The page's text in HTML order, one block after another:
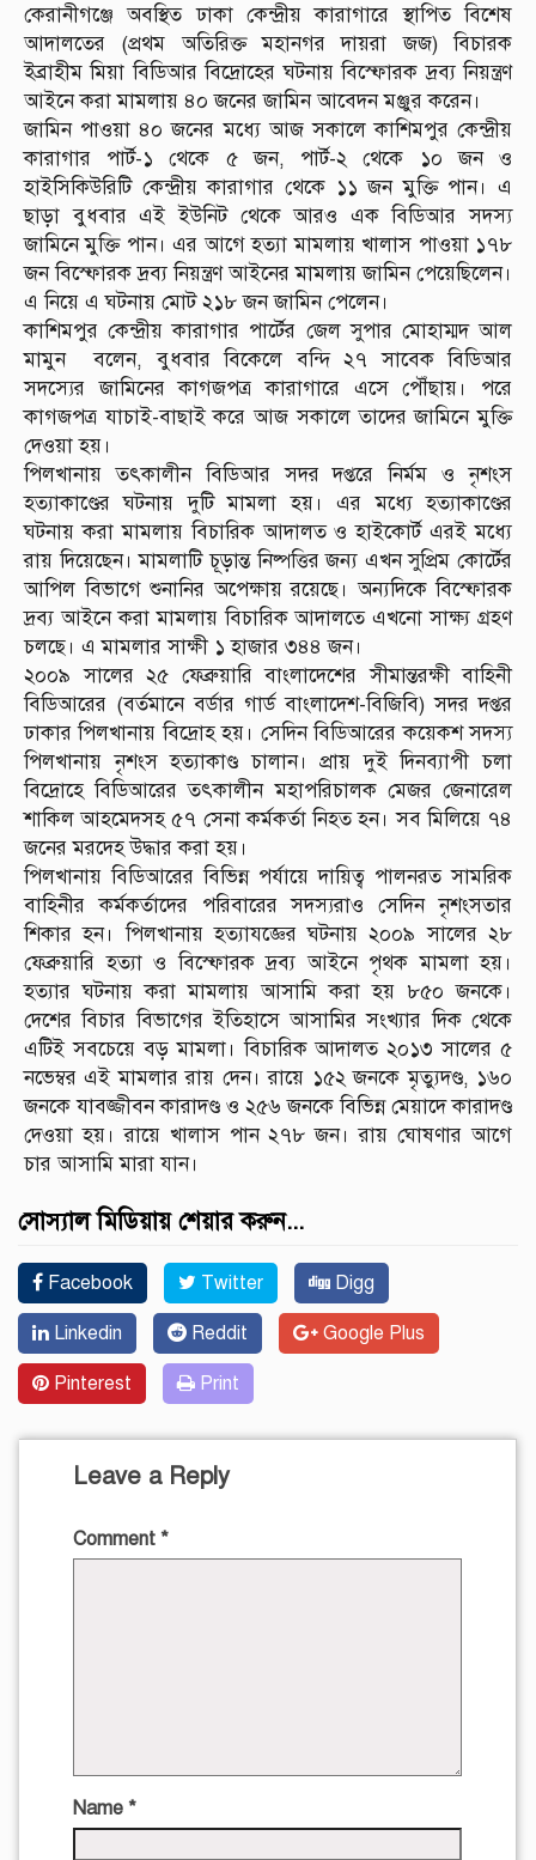
কেরানীগঞ্জে অবস্থিত ঢাকা কেন্দ্রীয় কারাগারে স্থাপিত বিশেষ
আদালতের (প্রথম অতিরিক্ত মহানগর দায়রা জজ) বিচারক
ইব্রাহীম মিয়া বিডিআর বিদ্রোহের ঘটনায় বিস্ফোরক দ্রব্য নিয়ন্ত্রণ
আইনে করা মামলায় ৪০ জনের জামিন আবেদন মঞ্জুর করেন।
জামিন পাওয়া ৪০ জনের মধ্যে আজ সকালে কাশিমপুর কেন্দ্রীয়
কারাগার পার্ট-১ থেকে ৫ জন, পার্ট-২ থেকে ১০ জন ও
হাইসিকিউরিটি কেন্দ্রীয় কারাগার থেকে ১১ জন মুক্তি পান। এ
ছাড়া বুধবার এই ইউনিট থেকে আরও এক বিডিআর সদস্য
জামিনে মুক্তি পান। এর আগে হত্যা মামলায় খালাস পাওয়া ১৭৮
জন বিস্ফোরক দ্রব্য নিয়ন্ত্রণ আইনের মামলায় জামিন পেয়েছিলেন।
এ নিয়ে এ ঘটনায় মোট ২১৮ জন জামিন পেলেন।
কাশিমপুর কেন্দ্রীয় কারাগার পার্টের জেল সুপার মোহাম্মদ আল
মামুন বলেন, বুধবার বিকেলে বন্দি ২৭ সাবেক বিডিআর
সদস্যের জামিনের কাগজপত্র কারাগারে এসে পৌঁছায়। পরে
কাগজপত্র যাচাই-বাছাই করে আজ সকালে তাদের জামিনে মুক্তি
দেওয়া হয়।
পিলখানায় তৎকালীন বিডিআর সদর দপ্তরে নির্মম ও নৃশংস
হত্যাকাণ্ডের ঘটনায় দুটি মামলা হয়। এর মধ্যে হত্যাকাণ্ডের
ঘটনায় করা মামলায় বিচারিক আদালত ও হাইকোর্ট এরই মধ্যে
রায় দিয়েছেন। মামলাটি চূড়ান্ত নিষ্পত্তির জন্য এখন সুপ্রিম কোর্টের
আপিল বিভাগে শুনানির অপেক্ষায় রয়েছে। অন্যদিকে বিস্ফোরক
দ্রব্য আইনে করা মামলায় বিচারিক আদালতে এখনো সাক্ষ্য গ্রহণ
চলছে। এ মামলার সাক্ষী ১ হাজার ৩৪৪ জন।
২০০৯ সালের ২৫ ফেব্রুয়ারি বাংলাদেশের সীমান্তরক্ষী বাহিনী
বিডিআরের (বর্তমানে বর্ডার গার্ড বাংলাদেশ-বিজিবি) সদর দপ্তর
ঢাকার পিলখানায় বিদ্রোহ হয়। সেদিন বিডিআরের কয়েকশ সদস্য
পিলখানায় নৃশংস হত্যাকাণ্ড চালান। প্রায় দুই দিনব্যাপী চলা
বিদ্রোহে বিডিআরের তৎকালীন মহাপরিচালক মেজর জেনারেল
শাকিল আহমেদসহ ৫৭ সেনা কর্মকর্তা নিহত হন। সব মিলিয়ে ৭৪
জনের মরদেহ উদ্ধার করা হয়।
পিলখানায় বিডিআরের বিভিন্ন পর্যায়ে দায়িত্ব পালনরত সামরিক
বাহিনীর কর্মকর্তাদের পরিবারের সদস্যরাও সেদিন নৃশংসতার
শিকার হন। পিলখানায় হত্যাযজ্ঞের ঘটনায় ২০০৯ সালের ২৮
ফেব্রুয়ারি হত্যা ও বিস্ফোরক দ্রব্য আইনে পৃথক মামলা হয়।
হত্যার ঘটনায় করা মামলায় আসামি করা হয় ৮৫০ জনকে।
দেশের বিচার বিভাগের ইতিহাসে আসামির সংখ্যার দিক থেকে
এটিই সবচেয়ে বড় মামলা। বিচারিক আদালত ২০১৩ সালের ৫
নভেম্বর এই মামলার রায় দেন। রায়ে ১৫২ জনকে মৃত্যুদণ্ড, ১৬০
জনকে যাবজ্জীবন কারাদণ্ড ও ২৫৬ জনকে বিভিন্ন মেয়াদে কারাদণ্ড
দেওয়া হয়। রায়ে খালাস পান ২৭৮ জন। রায় ঘোষণার আগে
চার আসামি মারা যান।
সোস্যাল মিডিয়ায় শেয়ার করুন...
Facebook Twitter Digg
Linkedin Reddit Google Plus
Pinterest Print
Leave a Reply
Comment *
Name *